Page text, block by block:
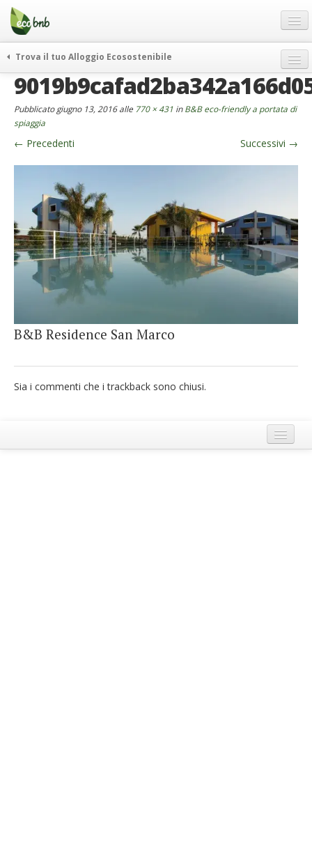
Menu
Salta
contenuto
Offerte Speciali
Regali
FAQ
Chi Siamo
Contatti
Italiano
German
English
French
Trova il tuo Alloggio Ecosostenibile
weekend green
curiosità
vivere e viaggiare verde
news ed eventi
ecohotel
rassegna stampa
Pubblicatogiugno 13, 2016alle 770 × 431 inB&B eco-friendly a portata di
spiaggia
← Precedenti Successivi →
B&B Residence San Marco
Sia i commenti che i trackback sono chiusi.